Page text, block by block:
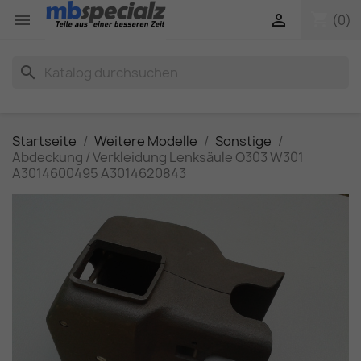
 (0)

search
Startseite Weitere Modelle
Sonstige
Abdeckung / Verkleidung Lenksäule O303 W301
A3014600495 A3014620843